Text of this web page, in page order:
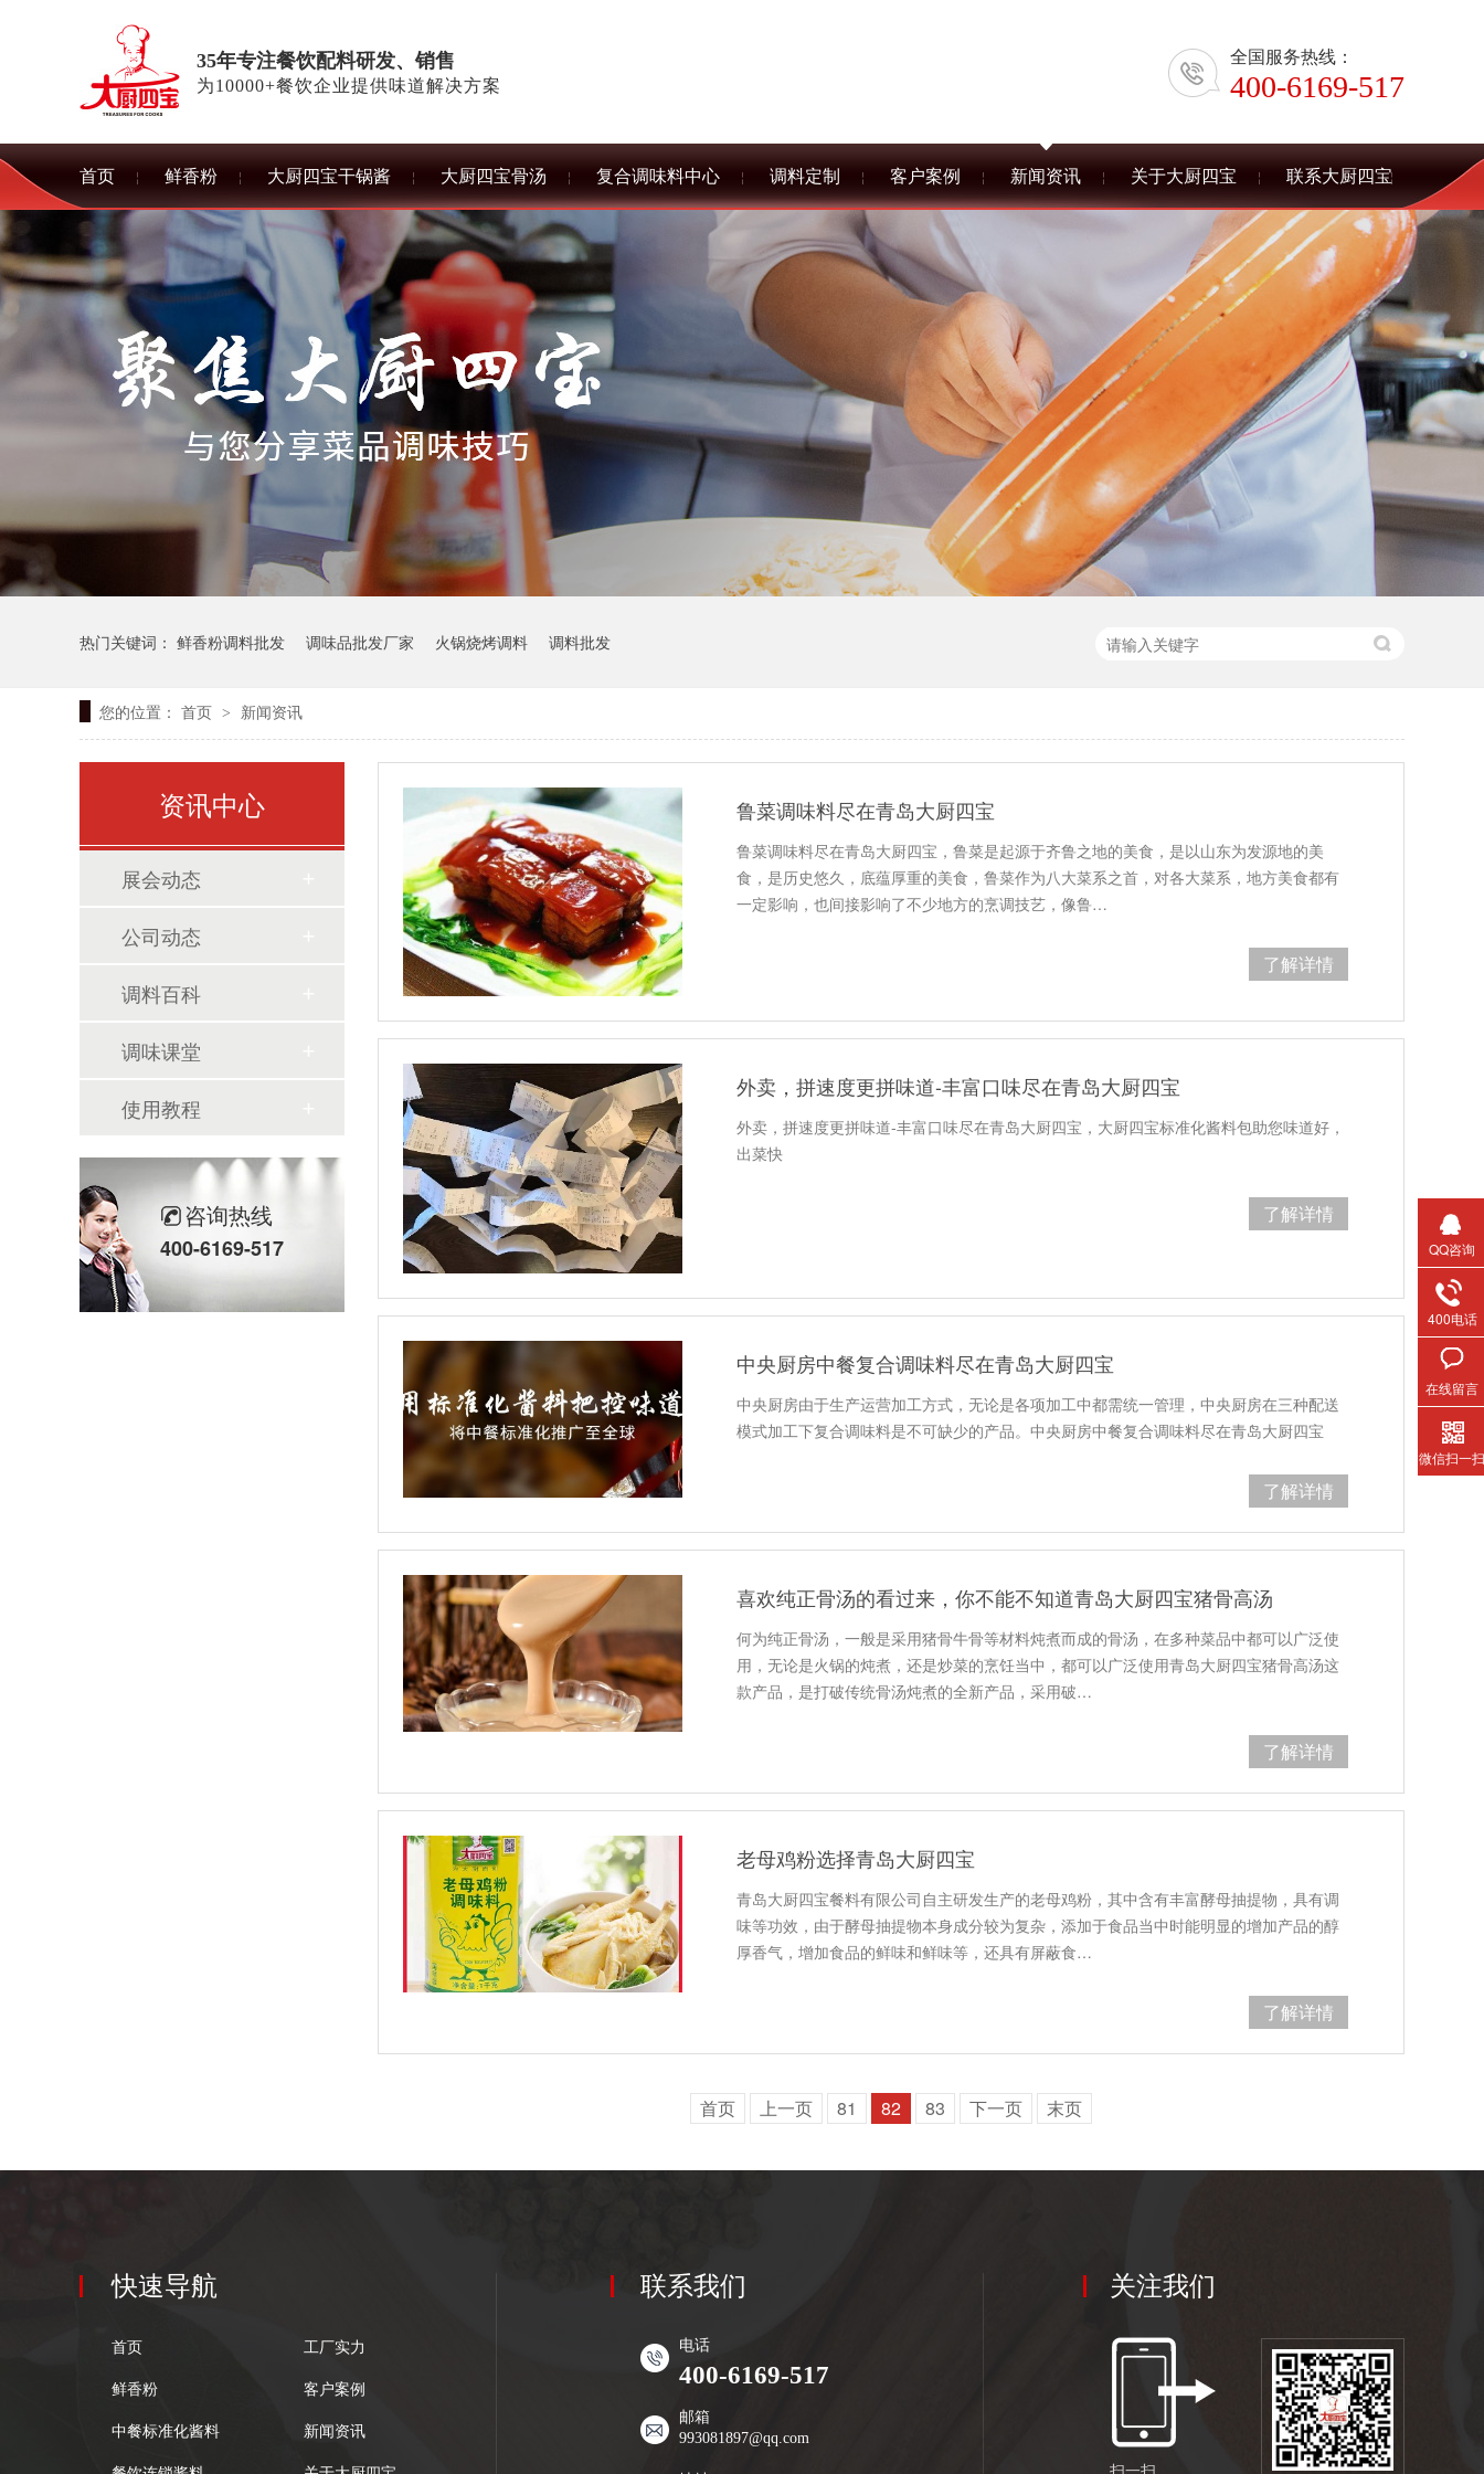
35年专注餐饮配料研发、销售
为10000+餐饮企业提供味道解决方案
全国服务热线：
400-6169-517
首页 鲜香粉 大厨四宝干锅酱 大厨四宝骨汤 复合调味料中心 调料定制 客户案例 新闻资讯 关于大厨四宝 联系大厨四宝
热门关键词： 鲜香粉调料批发 调味品批发厂家 火锅烧烤调料 调料批发
您的位置： 首页 > 新闻资讯
鲁菜调味料尽在青岛大厨四宝
鲁菜调味料尽在青岛大厨四宝，鲁菜是起源于齐鲁之地的美食，是以山东为发源地的美
食，是历史悠久，底蕴厚重的美食，鲁菜作为八大菜系之首，对各大菜系，地方美食都有
一定影响，也间接影响了不少地方的烹调技艺，像鲁…
了解详情
外卖，拼速度更拼味道-丰富口味尽在青岛大厨四宝
外卖，拼速度更拼味道-丰富口味尽在青岛大厨四宝，大厨四宝标准化酱料包助您味道好，
出菜快
了解详情
中央厨房中餐复合调味料尽在青岛大厨四宝
中央厨房由于生产运营加工方式，无论是各项加工中都需统一管理，中央厨房在三种配送
模式加工下复合调味料是不可缺少的产品。中央厨房中餐复合调味料尽在青岛大厨四宝
了解详情
喜欢纯正骨汤的看过来，你不能不知道青岛大厨四宝猪骨高汤
何为纯正骨汤，一般是采用猪骨牛骨等材料炖煮而成的骨汤，在多种菜品中都可以广泛使
用，无论是火锅的炖煮，还是炒菜的烹饪当中，都可以广泛使用青岛大厨四宝猪骨高汤这
款产品，是打破传统骨汤炖煮的全新产品，采用破…
了解详情
老母鸡粉选择青岛大厨四宝
青岛大厨四宝餐料有限公司自主研发生产的老母鸡粉，其中含有丰富酵母抽提物，具有调
味等功效，由于酵母抽提物本身成分较为复杂，添加于食品当中时能明显的增加产品的醇
厚香气，增加食品的鲜味和鲜味等，还具有屏蔽食…
了解详情
首页 上一页 81 82 83 下一页 末页
资讯中心
展会动态
公司动态
调料百科
调味课堂
使用教程
咨询热线
400-6169-517
快速导航
首页 工厂实力
鲜香粉 客户案例
中餐标准化酱料 新闻资讯
联系我们
电话
400-6169-517
邮箱
993081897@qq.com
关注我们
QQ咨询
400电话
在线留言
微信扫一扫